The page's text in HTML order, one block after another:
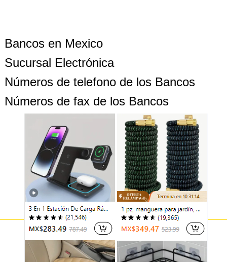
Bancos en Mexico
Sucursal Electrónica
Números de telefono de los Bancos
Números de fax de los Bancos